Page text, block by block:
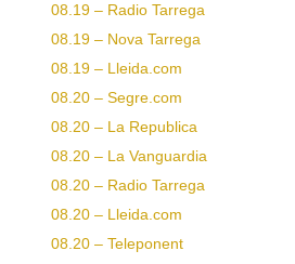
08.19 – Radio Tarrega
08.19 – Nova Tarrega
08.19 – Lleida.com
08.20 – Segre.com
08.20 – La Republica
08.20 – La Vanguardia
08.20 – Radio Tarrega
08.20 – Lleida.com
08.20 – Teleponent